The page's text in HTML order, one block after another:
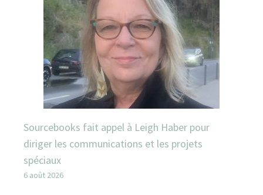
Sourcebooks fait appel à Leigh Haber pour
diriger les communications et les projets
spéciaux
6 août 2026